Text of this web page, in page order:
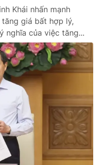
Khái nhấn mạnh
giá bất hợp lý,
nghĩa của việc tăng...